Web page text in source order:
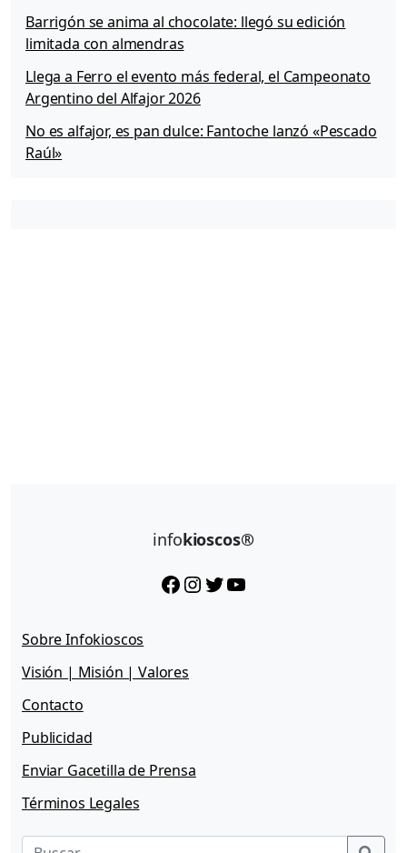
Barrigón se anima al chocolate: llegó su edición
limitada con almendras
Llega a Ferro el evento más federal, el Campeonato
Argentino del Alfajor 2026
No es alfajor, es pan dulce: Fantoche lanzó «Pescado
Raúl»
infokioscos®
Facebook InstagramTwitter YouTube
Sobre Infokioscos
Visión | Misión | Valores
Contacto
Publicidad
Enviar Gacetilla de Prensa
Términos Legales